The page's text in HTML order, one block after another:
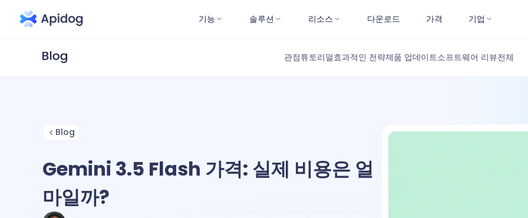
기능 솔루션 리소스 다운로드 가격 기업
관점튜토리얼효과적인 전략제품 업데이트소프트웨어 리뷰전체
Blog
Gemini 3.5 Flash 가격: 실제 비용은 얼
마일까?